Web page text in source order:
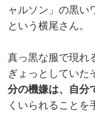
ャルソン」の黒い
という横尾さん。
真っ黒な服で現れ
ぎょっとしていた
分の機嫌は、自分
くいられることを